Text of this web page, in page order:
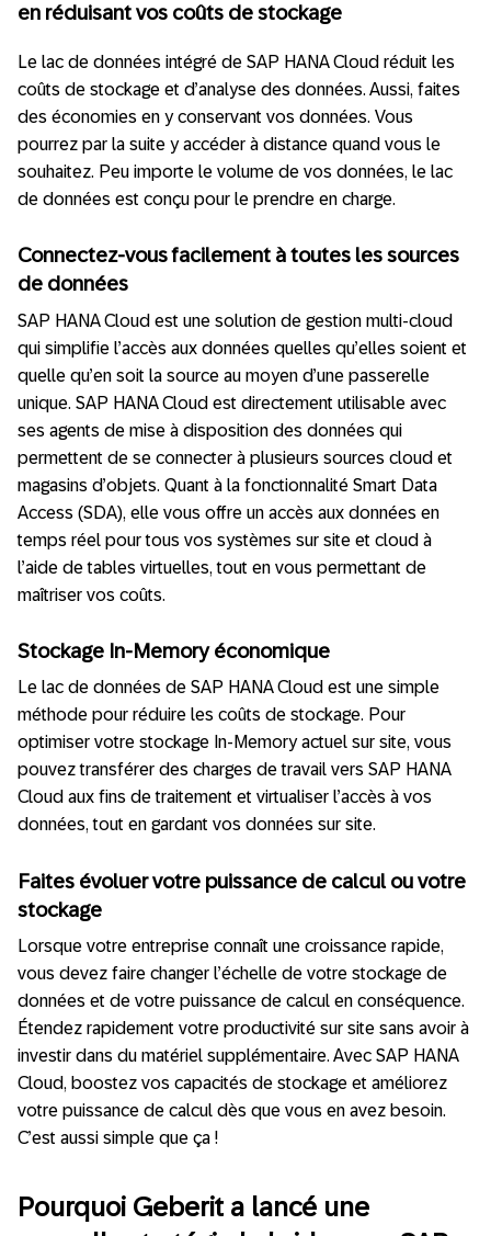
en réduisant vos coûts de stockage
Le lac de données intégré de SAP HANA Cloud réduit les
coûts de stockage et d’analyse des données. Aussi, faites
des économies en y conservant vos données. Vous
pourrez par la suite y accéder à distance quand vous le
souhaitez. Peu importe le volume de vos données, le lac
de données est conçu pour le prendre en charge.
Connectez-vous facilement à toutes les sources
de données
SAP HANA Cloud est une solution de gestion multi-cloud
qui simplifie l’accès aux données quelles qu’elles soient et
quelle qu’en soit la source au moyen d’une passerelle
unique. SAP HANA Cloud est directement utilisable avec
ses agents de mise à disposition des données qui
permettent de se connecter à plusieurs sources cloud et
magasins d’objets. Quant à la fonctionnalité Smart Data
Access (SDA), elle vous offre un accès aux données en
temps réel pour tous vos systèmes sur site et cloud à
l’aide de tables virtuelles, tout en vous permettant de
maîtriser vos coûts.
Stockage In-Memory économique
Le lac de données de SAP HANA Cloud est une simple
méthode pour réduire les coûts de stockage. Pour
optimiser votre stockage In-Memory actuel sur site, vous
pouvez transférer des charges de travail vers SAP HANA
Cloud aux fins de traitement et virtualiser l’accès à vos
données, tout en gardant vos données sur site.
Faites évoluer votre puissance de calcul ou votre
stockage
Lorsque votre entreprise connaît une croissance rapide,
vous devez faire changer l’échelle de votre stockage de
données et de votre puissance de calcul en conséquence.
Étendez rapidement votre productivité sur site sans avoir à
investir dans du matériel supplémentaire. Avec SAP HANA
Cloud, boostez vos capacités de stockage et améliorez
votre puissance de calcul dès que vous en avez besoin.
C’est aussi simple que ça !
Pourquoi Geberit a lancé une